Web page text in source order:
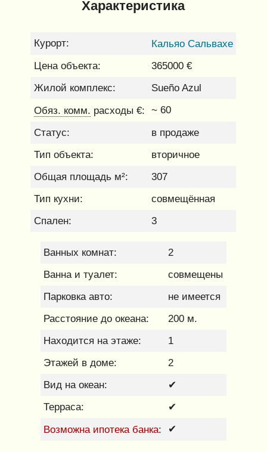
Характеристика
Курорт: Кальяо Сальвахе
Цена объекта:
365000 €
Жилой комплекс:
Sueño Azul
Обяз. комм. расходы €:
~ 60
Статус:
в продаже
Тип объекта:
вторичное
Общая площадь м²:
307
Тип кухни:
совмещённая
Спален:
3
Ванных комнат:
2
Ванна и туалет:
совмещены
Парковка авто:
не имеется
Расстояние до океана:
200 м.
Находится на этаже:
1
Этажей в доме:
2
Вид на океан:
✔
Терраса:
✔
Возможна ипотека банка: ✔